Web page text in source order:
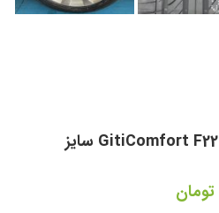
لاستیک جی تی کامفورت GitiComfort F22 سایز
تومان